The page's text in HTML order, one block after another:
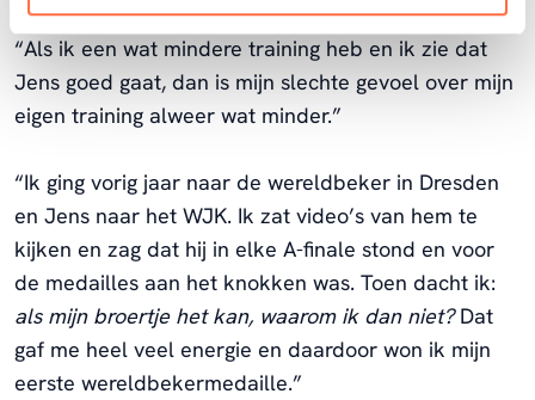
“We krijgen veel energie van elkaar”, vult Melle aan.
“Als ik een wat mindere training heb en ik zie dat
Jens goed gaat, dan is mijn slechte gevoel over mijn
eigen training alweer wat minder.”
“Ik ging vorig jaar naar de wereldbeker in Dresden
en Jens naar het WJK. Ik zat video’s van hem te
kijken en zag dat hij in elke A-finale stond en voor
de medailles aan het knokken was. Toen dacht ik:
als mijn broertje het kan, waarom ik dan niet?Dat
gaf me heel veel energie en daardoor won ik mijn
eerste wereldbekermedaille.”